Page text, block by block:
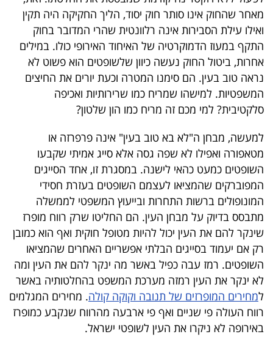
פרסמו
באייס
עקבו
אחרינו:
מאחר שהחוק אינו סותר חוק יסוד, הליך החקיקה היה תקין
ואילו עילת הסבירות אינה רלוונטית שהרי המדובר בחוק
התקף במעוז הדמוקרטיה של האיחוד האירופי כולו. במילים
אחרות, ביטול החוק נעשה כיוון שלשופטים הוא פשוט לא
נראה טוב בעין. הם סימנו המטרה וכעת יורים את החיצים
המשפטיות. למישהו שמריח כמו שרירותיות ואכיפה
סלקטיבית? למי מכם זה מריח כמו הון שלטון?
למעשה, מבחן ה"לא בא טוב בעין" אינה פרפרזה או
מטאפורה ואפילו לא שפה גסה אלא סייג אמיתי שקבעו
השופטים כמעט כהאי לישנה. במסגרת זו, אחד הסייגים
המפוברקים שהמציאו לעצמם השופטים בעזרת חסידי
המונופולים ברשות התחרות ובייעוץ המשפטי לממשלה
מתבסס בדיוק על מבחן העין. הם החליטו שרק רווח מופרז
שינקר להם את העין יכול להיות מטופל חוקית ואף הוא כמובן
רק אם יעמוד בסייגים הבלתי אפשריים האחרים שהמציאו
השופטים. רמז עבה כפיל באשר מה ינקר להם את העין ומה
לא ינקר את העין רמזה מערכת המשפט בהחלטותיה באשר
למחירים המופרזים של תנובה וקוקה קולה. מחירים המגלמים
רווח העולה פי שניים ואף פי ארבעה מהרווח שנקבע כמופרז
באירופה לא ניקרו את העין לשופטי ישראל.